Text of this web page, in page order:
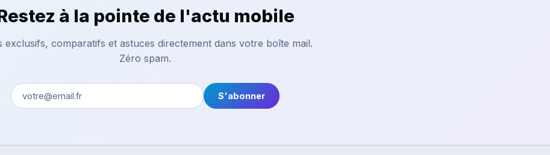
à la pointe de l'actu mobile
exclusifs, comparatifs et astuces directement dans votre boîte mail.
Zéro spam.
S'abonner